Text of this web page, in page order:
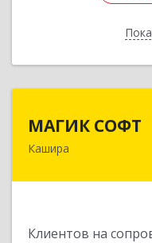
МАГИК СОФТ
Кашира
Клиентов на